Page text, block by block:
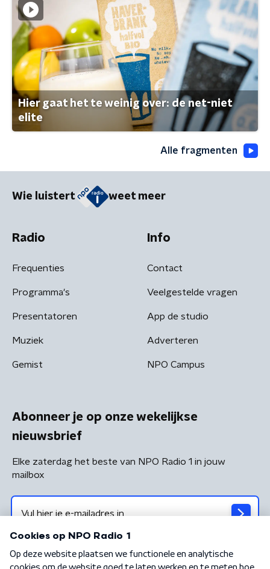
Hier gaat het te weinig over: de net-niet
elite
Alle fragmenten
Wie luistert weet meer
Radio
Frequenties
Programma's
Presentatoren
Muziek
Gemist
Info
Contact
Veelgestelde vragen
App de studio
Adverteren
NPO Campus
Abonneer je op onze wekelijkse
nieuwsbrief
Elke zaterdag het beste van NPO Radio 1 in jouw
mailbox